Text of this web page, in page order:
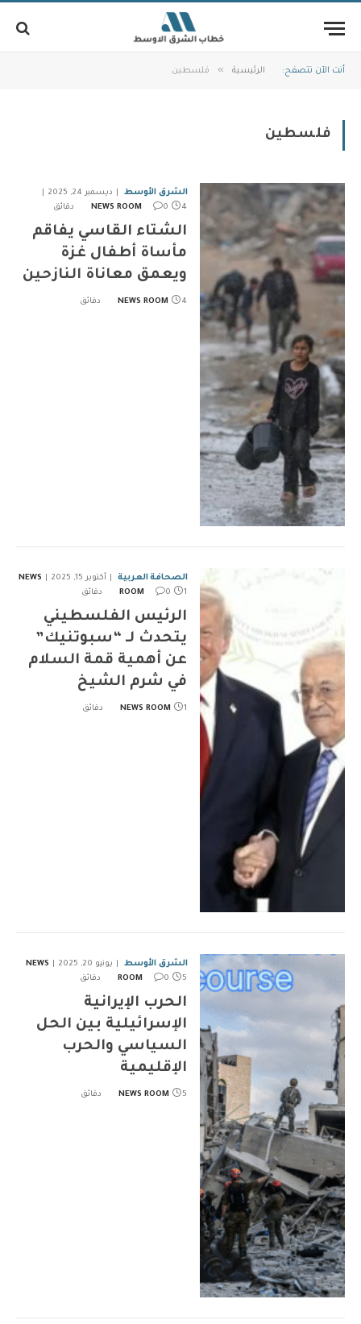
أنت الآن تتصفح: الرئيسية » فلسطين
فلسطين
الشرق الأوسط
ديسمبر 24, 2025
NEWS ROOM
0 4 دقائق
الشتاء القاسي يفاقم
مأساة أطفال غزة
ويعمق معاناة النازحين
NEWS ROOM 4 دقائق
الصحافة العربية أكتوبر 15, 2025
NEWS
ROOM
0 1 دقائق
الرئيس الفلسطيني
يتحدث لـ “سبوتنيك”
عن أهمية قمة السلام
في شرم الشيخ
NEWS ROOM 1 دقائق
الشرق الأوسط يونيو 20, 2025
NEWS
ROOM
0 5 دقائق
الحرب الإيرانية
الإسرائيلية بين الحل
السياسي والحرب
الإقليمية
NEWS ROOM 5 دقائق